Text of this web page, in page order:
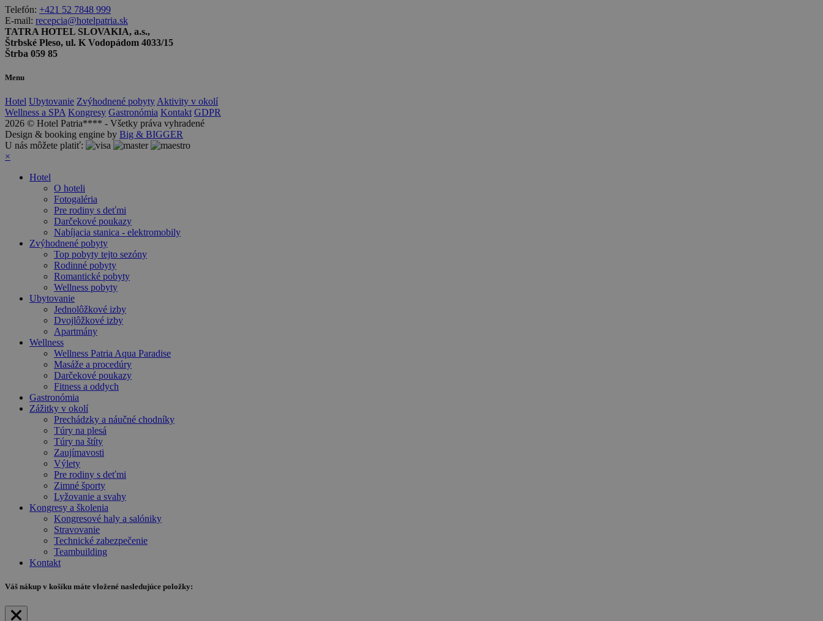
Telefón: +421 52 7848 999
E-mail: recepcia@hotelpatria.sk
TATRA HOTEL SLOVAKIA, a.s.,
Štrbské Pleso, ul. K Vodopádom 4033/15
Štrba 059 85
Menu
Hotel Ubytovanie Zvýhodnené pobyty Aktivity v okolí
Wellness a SPA Kongresy Gastronómia Kontakt GDPR
2026 © Hotel Patria**** - Všetky práva vyhradené
Design & booking engine by Big & BIGGER
U nás môžete platiť:
×
Hotel
O hoteli
Fotogaléria
Pre rodiny s deťmi
Darčekové poukazy
Nabíjacia stanica - elektromobily
Zvýhodnené pobyty
Top pobyty tejto sezóny
Rodinné pobyty
Romantické pobyty
Wellness pobyty
Ubytovanie
Jednolôžkové izby
Dvojlôžkové izby
Apartmány
Wellness
Wellness Patria Aqua Paradise
Masáže a procedúry
Darčekové poukazy
Fitness a oddych
Gastronómia
Zážitky v okolí
Prechádzky a náučné chodníky
Túry na plesá
Túry na štíty
Zaujímavosti
Výlety
Pre rodiny s deťmi
Zimné športy
Lyžovanie a svahy
Kongresy a školenia
Kongresové haly a salóniky
Stravovanie
Technické zabezpečenie
Teambuilding
Kontakt
Váš nákup v košíku máte vložené nasledujúce položky: